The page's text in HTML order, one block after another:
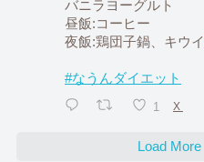
バニラヨーグルト
昼飯:コーヒー
夜飯:鶏団子鍋、キウイ
#なうんダイエット
1 X
Load More